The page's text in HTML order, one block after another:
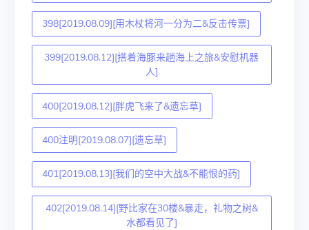
398[2019.08.09][用木杖将河一分为二&反击传票]
399[2019.08.12][搭着海豚来趟海上之旅&安慰机器
人]
400[2019.08.12][胖虎飞来了&遗忘草]
400注明[2019.08.07][遗忘草]
401[2019.08.13][我们的空中大战&不能恨的药]
402[2019.08.14][野比家在30楼&暴走，礼物之树&
水都看见了]